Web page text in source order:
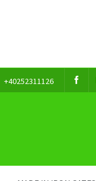
+40252311126